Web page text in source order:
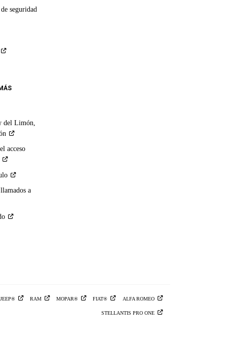
seguridad
del Limón,
acceso
a
JEEP® RAM MOPAR® FIAT® ALFAROMEO
STELLANTIS PRO ONE